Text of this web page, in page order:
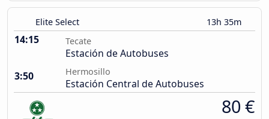
Elite Select 13h 35m
14:15 Tecate
Estación de Autobuses
3:50
Hermosillo
Estación Central de Autobuses
80 €